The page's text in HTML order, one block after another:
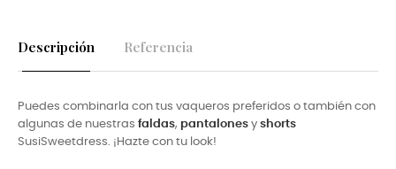
Descripción Referencia
Puedes combinarla con tus vaqueros preferidos o también con
algunas de nuestras faldas, pantalones y shorts
SusiSweetdress. ¡Hazte con tu look!